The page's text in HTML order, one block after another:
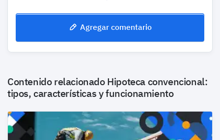
Agregar comentario
Contenido relacionadoHipoteca convencional:
tipos, características y funcionamiento